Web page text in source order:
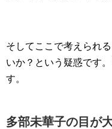
そしてここで考えられ
いか？という疑惑です
す。
多部未華子の目が